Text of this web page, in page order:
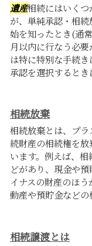
遺産相続にはいく
が、単純承認・相
始を知ったとき(通
月以内に行なう必
は特に特別な手続
承認を選択すると
相続放棄
相続放棄とは、プ
続財産の相続権を放
います。例えば、
どがあり、現金や
イナスの財産のほ
動産や預貯金など
相続譲渡とは